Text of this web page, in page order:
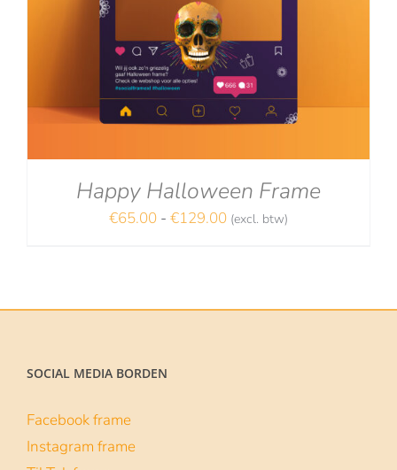
Happy Halloween Frame
€65.00 - €129.00Prijsklasse:
(excl. btw)
SOCIAL MEDIA BORDEN
Facebook frame
Instagram frame